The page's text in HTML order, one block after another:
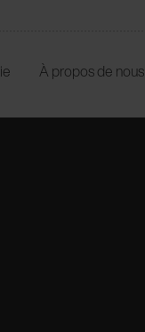
À propos de nous